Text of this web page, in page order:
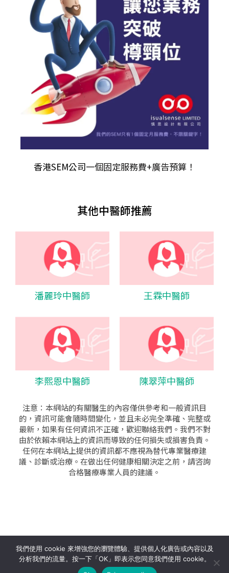
香港SEM公司一個固定服務費+廣告預算！
其他中醫師推薦
潘麗玲中醫師 王霖中醫師
李熙恩中醫師 陳翠萍中醫師
注意：本網站的有關醫生的內容僅供參考和一般資訊目
的，資訊可能會隨時間變化，並且未必完全準確、完整或
最新，如果有任何資訊不正確，歡迎聯絡我們。我們不對
由於依賴本網站上的資訊而導致的任何損失或損害負責。
任何在本網站上提供的資訊都不應視為替代專業醫療建
議、診斷或治療。在做出任何健康相關決定之前，請咨詢
合格醫療專業人員的建議。
隱私政策 使用條款
seo公司|sem公司|網頁設計|網頁設計公司by isualsense
我們使用 cookie 來增強您的瀏覽體驗、提供個人化廣告或內容以及
分析我們的流量。按一下「OK」即表示您同意我們使用 cookie。